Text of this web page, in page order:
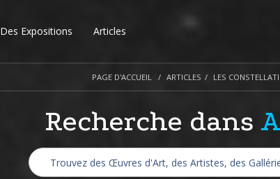
Des Expositions Articles
PAGE D'ACCUEIL ARTICLES LES
Recherche dans